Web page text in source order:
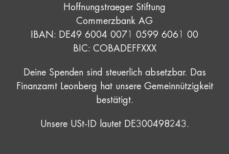
Hoffnungstraeger Stiftung
Commerzbank AG
IBAN: DE49 6004 0071 0599 6061 00
BIC: COBADEFFXXX
Deine Spenden sind steuerlich absetzbar. Das
Finanzamt Leonberg hat unsere Gemeinnützigkeit
bestätigt.
Unsere USt-ID lautet DE300498243.